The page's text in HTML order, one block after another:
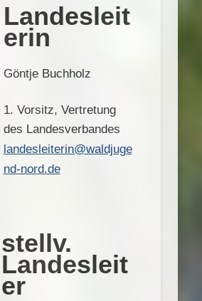
Landesleit
erin
Göntje Buchholz
1. Vorsitz, Vertretung
des Landesverbandes
landesleiterin@waldjuge
nd-nord.de
stellv.
Landesleit
er